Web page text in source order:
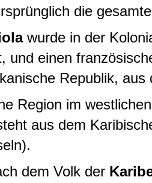
die
wurde in der
und einen
Republik,
Region im
aus dem
dem Volk der